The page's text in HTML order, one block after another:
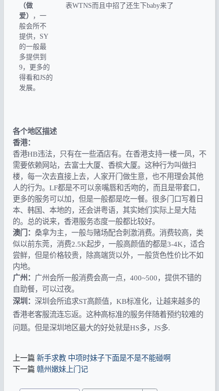
（做
爱）
，一
般会所不
提供，SY
的一般最
多提供到
9，更多的
得看和JS的
发展。
表WTNS而且中招了还生下baby来了
各个地区描述
香港：
香港HB违法，只有在一些酒店有。在香港支持一楼一凤，不
需要依赖网站，去富士大厦、香槟大厦。这种行为叫做扫
楼，每一次去直接上去，人家开门做生意，也不用理会其他
人的行为。LF都是不可以亲嘴唇和舌吻的，而且是带套口，
更多的服务可以加，但是一般都是吃一餐。很多门口写着日
本、韩国、本地的，还会讲粤语，其实她们实际上是大陆
的。总的说来，香港服务态度一般都比较好。
澳门： 桑拿为主，一般与赌场配合刺激消费。消费较高，类
似以前东莞，消费2.5K起步，一般高颜值的都是3-4K，适合
尝鲜，但是价格较贵，除高端货以外，一般货色性价比不如
内地。
广州： 广州会所一般消费会高一点，400~500，提供不错的
自助餐，可以过夜。
深圳： 深圳会所追求ST高颜值，KB标准化，让越来越多的
香港老客服流连忘返。这种高标准的服务伴随着预约较难的
问题。但是深圳地区最大的好处就是HS多，JS多.
上一篇 新手求教 中项时妹子下面是不是不能碰啊
下一篇 赣州嫩妹上门记